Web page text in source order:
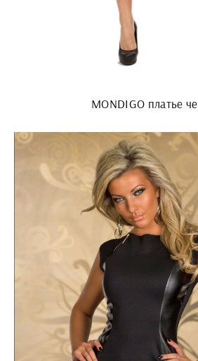
MONDIGO платье